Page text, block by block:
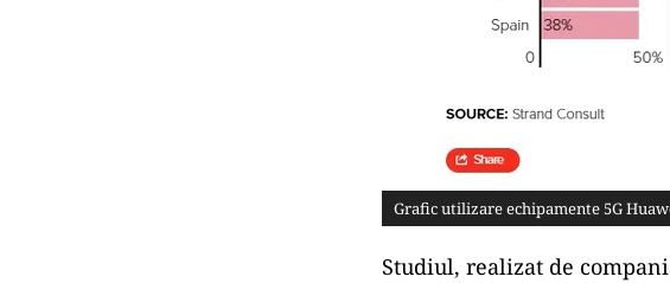
Grafic utilizare echipamente 5G
Studiul, realizat de